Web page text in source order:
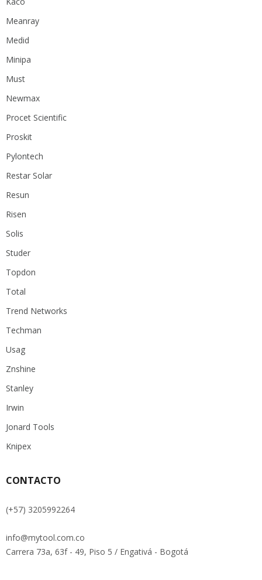
Meanray
Medid
Minipa
Must
Newmax
Procet Scientific
Proskit
Pylontech
Restar Solar
Resun
Risen
Solis
Studer
Topdon
Total
Trend Networks
Techman
Usag
Znshine
Stanley
Irwin
Jonard Tools
Knipex
CONTACTO
(+57) 3205992264
info@mytool.com.co
Carrera 73a, 63f - 49, Piso 5 / Engativá - Bogotá